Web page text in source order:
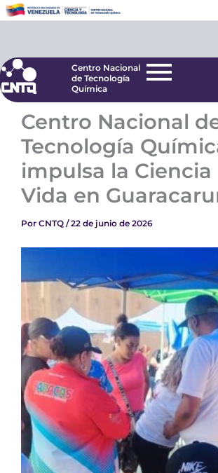
al
Centro Nacional
de Tecnología
Centro Nacional
de Tecnología
Química
Centro Nacional
Tecnología
impulsa la Ciencia
Vida en
Por CNTQ /22 de junio de 2026